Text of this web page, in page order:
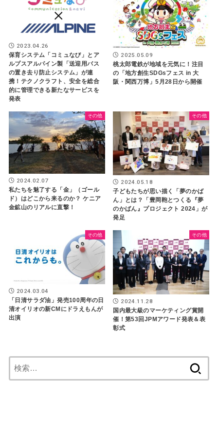
2023.04.26
保育システム「コミュなび」とア
ルプスアルパイン製「送迎用バス
の置き去り防止システム」が連
携！テクノクラフト、安全を総合
的に管理できる新たなサービスを
発表
2025.05.09
桃太郎電鉄が地域を元気に！注目
の「地方創生SDGsフェス in 大
阪・関西万博」5月28日から開催
その他
2024.02.07
私たちを魅了する「金」（ゴール
ド）はどこから来るのか？ ケニア
金鉱山のリアルに直撃！
その他
2024.05.18
子どもたちが思い描く「夢のかば
ん」とは？「豊岡鞄とつくる『夢
のかばん』プロジェクト 2024」が
発足
その他
2024.03.04
「日清サラダ油」発売100周年の日
清オイリオの新CMにドラえもんが
出演
その他
2024.11.28
国内最大級のマーケティング賞開
催！第53回JPMアワード発表＆表
彰式
索: